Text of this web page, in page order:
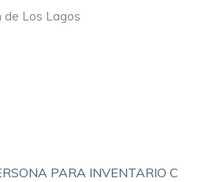
de Los Lagos
PARA INVENTARIO C